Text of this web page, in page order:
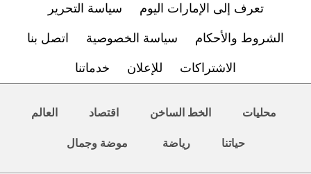
تعرف إلى الإمارات اليوم سياسة التحرير
الشروط والأحكام سياسة الخصوصية اتصل بنا
الاشتراكات للإعلان خدماتنا
محليات الخط الساخن اقتصاد العالم
حياتنا رياضة موضة وجمال